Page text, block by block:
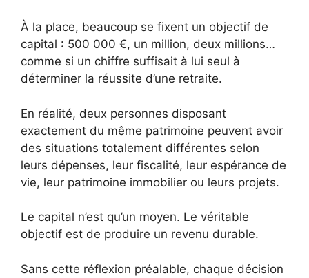
À la place, beaucoup se fixent un objectif de
capital : 500 000 €, un million, deux millions…
comme si un chiffre suffisait à lui seul à
déterminer la réussite d’une retraite.
En réalité, deux personnes disposant
exactement du même patrimoine peuvent avoir
des situations totalement différentes selon
leurs dépenses, leur fiscalité, leur espérance de
vie, leur patrimoine immobilier ou leurs projets.
Le capital n’est qu’un moyen. Le véritable
objectif est de produire un revenu durable.
Sans cette réflexion préalable, chaque décision